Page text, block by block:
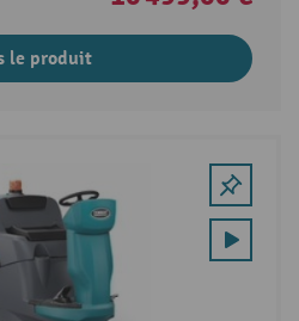
le produit